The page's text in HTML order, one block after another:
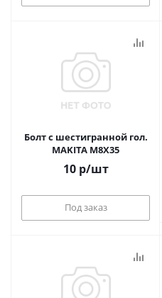
Болт с шестигранной гол.
MAKITA M8X35
10р/шт
Под заказ